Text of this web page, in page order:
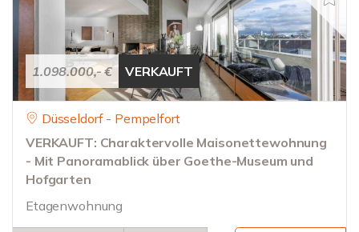
1.098.000,- € VERKAUFT
Düsseldorf - Pempelfort
VERKAUFT: Charaktervolle Maisonettewohnung
- Mit Panoramablick über Goethe-Museum und
Hofgarten
Etagenwohnung